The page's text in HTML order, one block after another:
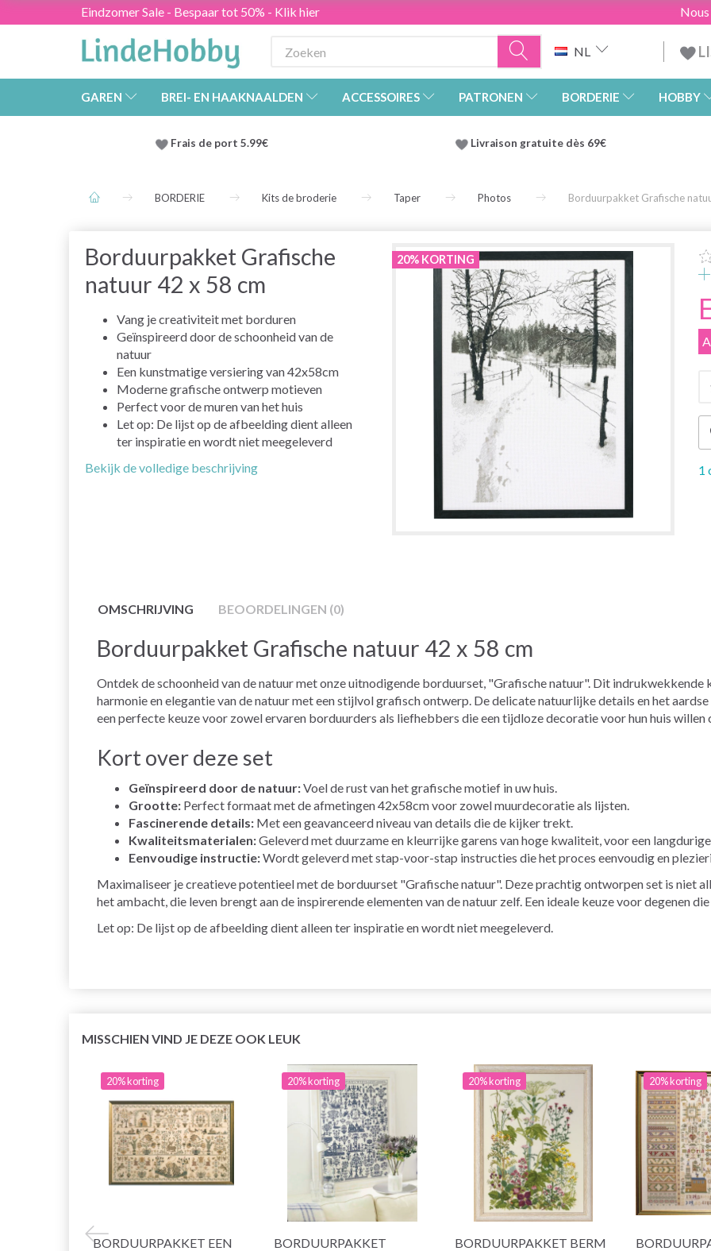
Eindzomer Sale - Bespaar tot 50% - Klik hier
NL
GAREN BREI- EN HAAKNAALDEN ACCESSOIRES PATRONEN BORDERIE HOBBY
Frais de port 5.99€ Livraison gratuite dès 69€
BORDERIE Kits de broderie Taper Photos Borduurpakket Grafische
Borduurpakket Grafische
natuur 42 x 58 cm
Vang je creativiteit met borduren
Geïnspireerd door de schoonheid van de
natuur
Een kunstmatige versiering van 42x58cm
Moderne grafische ontwerp motieven
Perfect voor de muren van het huis
Let op: De lijst op de afbeelding dient alleen
ter inspiratie en wordt niet meegeleverd
Bekijk de volledige beschrijving
20% KORTING
1
OMSCHRIJVING BEOORDELINGEN (0)
Borduurpakket Grafische natuur 42 x 58 cm
Ontdek de schoonheid van de natuur met onze uitnodigende borduurset, "Grafische natuur". Dit
harmonie en elegantie van de natuur met een stijlvol grafisch ontwerp. De delicate natuurlijke details en het
een perfecte keuze voor zowel ervaren borduurders als liefhebbers die een tijdloze decoratie voor hun huis willen
Kort over deze set
Geïnspireerd door de natuur:Voel de rust van het grafische motief in uw huis.
Grootte: Perfect formaat met de afmetingen 42x58cm voor zowel muurdecoratie als lijsten.
Fascinerende details: Met een geavanceerd niveau van details die de kijker trekt.
Kwaliteitsmaterialen:Geleverd met duurzame en kleurrijke garens van hoge kwaliteit, voor een
Eenvoudige instructie:Wordt geleverd met stap-voor-stap instructies die het proces eenvoudig en
Maximaliseer je creatieve potentieel met de borduurset "Grafische natuur". Deze prachtig ontworpen set is niet
het ambacht, die leven brengt aan de inspirerende elementen van de natuur zelf. Een ideale keuze voor degenen
Let op: De lijst op de afbeelding dient alleen ter inspiratie en wordt niet meegeleverd.
MISSCHIEN VIND JE DEZE OOK LEUK
20% korting
BORDUURPAKKET EEN
20% korting
BORDUURPAKKET
20% korting
BORDUURPAKKET BERM
20% korting